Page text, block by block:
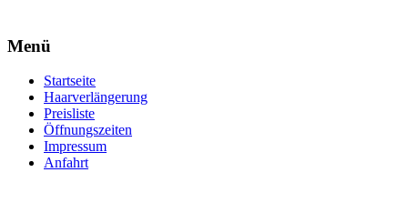
Menü
Startseite
Haarverlängerung
Preisliste
Öffnungszeiten
Impressum
Anfahrt